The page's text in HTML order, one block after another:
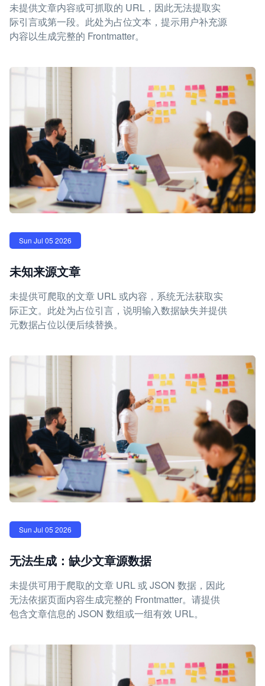
未提供文章内容或可抓取的 URL，因此无法提取实
际引言或第一段。此处为占位文本，提示用户补充源
内容以生成完整的 Frontmatter。
Sun Jul 05 2026
未知来源文章
未提供可爬取的文章 URL 或内容，系统无法获取实
际正文。此处为占位引言，说明输入数据缺失并提供
元数据占位以便后续替换。
Sun Jul 05 2026
无法生成：缺少文章源数据
未提供可用于爬取的文章 URL 或 JSON 数据，因此
无法依据页面内容生成完整的 Frontmatter。请提供
包含文章信息的 JSON 数组或一组有效 URL。